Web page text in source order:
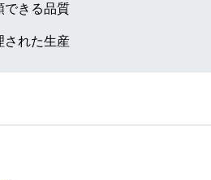
できる品質
された生産